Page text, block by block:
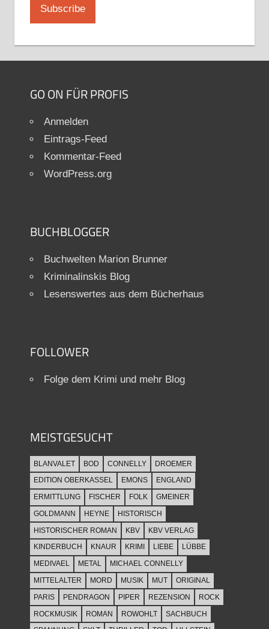
GO ON FÜR PROFIS
Anmelden
Eintrags-Feed
Kommentar-Feed
WordPress.org
BUCHBLOGGER
Buchwelten Marion Brunner
Kriminalinskis Blog
Lesenswertes aus dem Bücherhaus
FOLLOWER
Folge dem Krimi und mehr Blog
MEISTGESUCHT
BLANVALET BOD CONNELLY
DROEMER
EDITION OBERKASSEL
EMONS
ENGLAND
ERMITTLUNG
FISCHER FOLK
GMEINER
GOLDMANN
HEYNE
HISTORISCH
HISTORISCHER ROMAN
KBV
KBV VERLAG
KINDERBUCH
KNAUR KRIMI LIEBE
LÜBBE
MEDIVAEL
METAL
MICHAEL CONNELLY
MITTELALTER
MORD MUSIK MUT
ORIGINAL
PARIS
PENDRAGON PIPER REZENSION
ROCK
ROCKMUSIK
ROMAN ROWOHLT
SACHBUCH